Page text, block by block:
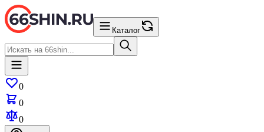
Каталог
0
0
0